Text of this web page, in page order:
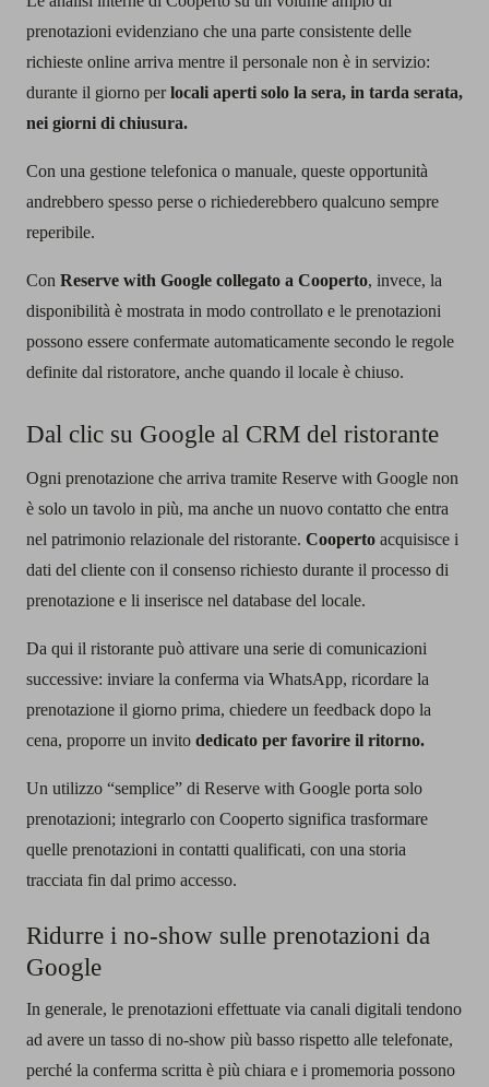
prenotazioni evidenziano che una parte consistente delle
richieste online arriva mentre il personale non è in servizio:
durante il giorno perlocali aperti solo la sera, in tarda serata,
nei giorni di chiusura.
Con una gestione telefonica o manuale, queste opportunità
andrebbero spesso perse o richiederebbero qualcuno sempre
reperibile.
Con Reserve with Google collegato a Cooperto, invece, la
disponibilità è mostrata in modo controllato e le prenotazioni
possono essere confermate automaticamente secondo le regole
definite dal ristoratore, anche quando il locale è chiuso.
Dal clic su Google al CRM del ristorante
Ogni prenotazione che arriva tramite Reserve with Google non
è solo un tavolo in più, ma anche un nuovo contatto che entra
nel patrimonio relazionale del ristorante. Cooperto acquisisce i
dati del cliente con il consenso richiesto durante il processo di
prenotazione e li inserisce nel database del locale.
Da qui il ristorante può attivare una serie di comunicazioni
successive: inviare la conferma via WhatsApp, ricordare la
prenotazione il giorno prima, chiedere un feedback dopo la
cena, proporre un invito dedicato per favorire il ritorno.
Un utilizzo “semplice” di Reserve with Google porta solo
prenotazioni; integrarlo con Cooperto significa trasformare
quelle prenotazioni in contatti qualificati, con una storia
tracciata fin dal primo accesso.
Ridurre i no-show sulle prenotazioni da
Google
In generale, le prenotazioni effettuate via canali digitali tendono
ad avere un tasso di no-show più basso rispetto alle telefonate,
perché la conferma scritta è più chiara e i promemoria possono